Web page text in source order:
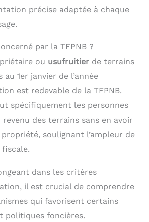
précise adaptée à chaque
par la TFPNB ?
ou usufruitier de terrains
au 1er janvier de l’année
est redevable de la TFPNB.
spécifiquement les personnes
des terrains sans en avoir
soulignant l’ampleur de
fiscale.
dans les critères
il est crucial de comprendre
qui favorisent certains
politiques foncières.